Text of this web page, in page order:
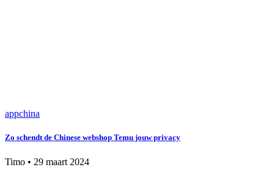
appchina
Zo schendt de Chinese webshop Temu jouw privacy
Timo • 29 maart 2024